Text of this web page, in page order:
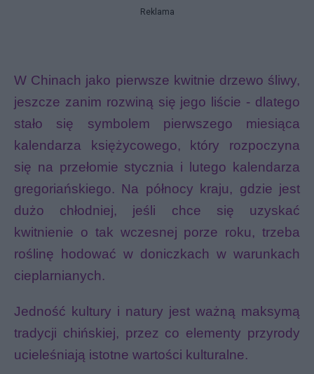
Reklama
W Chinach jako pierwsze kwitnie drzewo śliwy,
jeszcze zanim rozwiną się jego liście - dlatego
stało się symbolem pierwszego miesiąca
kalendarza księżycowego, który rozpoczyna
się na przełomie stycznia i lutego kalendarza
gregoriańskiego. Na północy kraju, gdzie jest
dużo chłodniej, jeśli chce się uzyskać
kwitnienie o tak wczesnej porze roku, trzeba
roślinę hodować w doniczkach w warunkach
cieplarnianych.
Jedność kultury i natury jest ważną maksymą
tradycji chińskiej, przez co elementy przyrody
ucieleśniają istotne wartości kulturalne.